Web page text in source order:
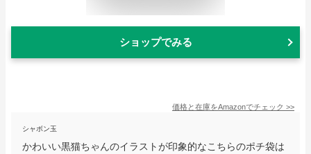
ショップでみる
価格と在庫をAmazonでチェック >>
シャボン玉
かわいい黒猫ちゃんのイラストが印象的なこちらのポチ袋は